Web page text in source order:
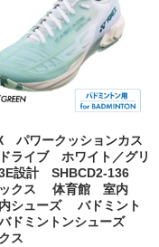
パワークッションカス
ライブ ホワイト／グリ
設計 SHBCD2-136
ックス 体育館 室内
シューズ バドミント
ドミントンシューズ
ス